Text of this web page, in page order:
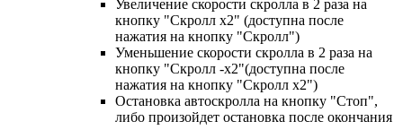
Увеличение скорости скролла в 2 раза на
кнопку "Скролл x2" (доступна после
нажатия на кнопку "Скролл")
Уменьшение скорости скролла в 2 раза на
кнопку "Скролл -x2"(доступна после
нажатия на кнопку "Скролл x2")
Остановка автоскролла на кнопку "Стоп",
либо произойдет остановка после окончания